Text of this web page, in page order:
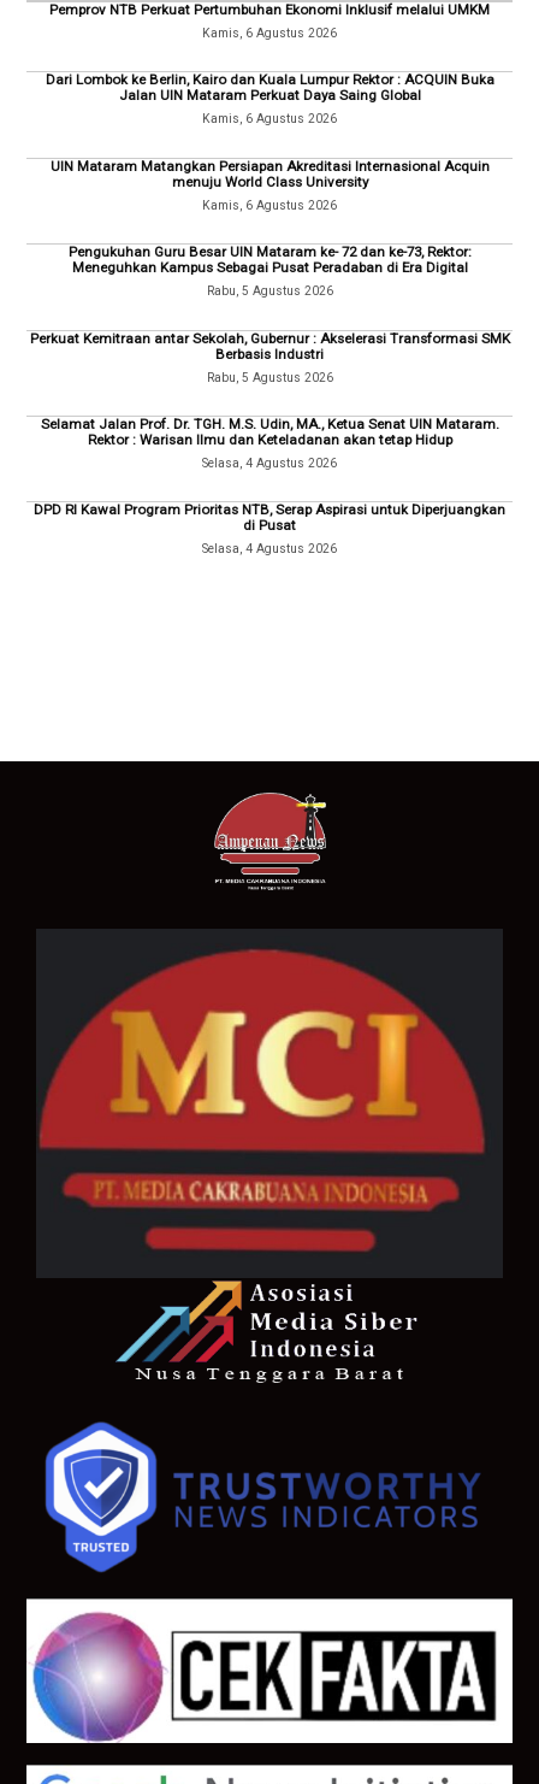
Pemprov NTB Perkuat Pertumbuhan Ekonomi Inklusif melalui UMKM
Kamis, 6 Agustus 2026
Dari Lombok ke Berlin, Kairo dan Kuala Lumpur Rektor : ACQUIN Buka
Jalan UIN Mataram Perkuat Daya Saing Global
Kamis, 6 Agustus 2026
UIN Mataram Matangkan Persiapan Akreditasi Internasional Acquin
menuju World Class University
Kamis, 6 Agustus 2026
Pengukuhan Guru Besar UIN Mataram ke- 72 dan ke-73, Rektor:
Meneguhkan Kampus Sebagai Pusat Peradaban di Era Digital
Rabu, 5 Agustus 2026
Perkuat Kemitraan antar Sekolah, Gubernur : Akselerasi Transformasi SMK
Berbasis Industri
Rabu, 5 Agustus 2026
Selamat Jalan Prof. Dr. TGH. M.S. Udin, MA., Ketua Senat UIN Mataram.
Rektor : Warisan Ilmu dan Keteladanan akan tetap Hidup
Selasa, 4 Agustus 2026
DPD RI Kawal Program Prioritas NTB, Serap Aspirasi untuk Diperjuangkan
di Pusat
Selasa, 4 Agustus 2026